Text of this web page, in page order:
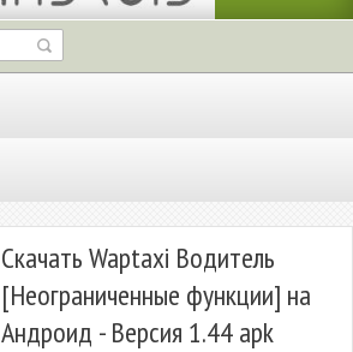
Скачать Waptaxi Водитель
[Неограниченные функции] на
Андроид - Версия 1.44 apk